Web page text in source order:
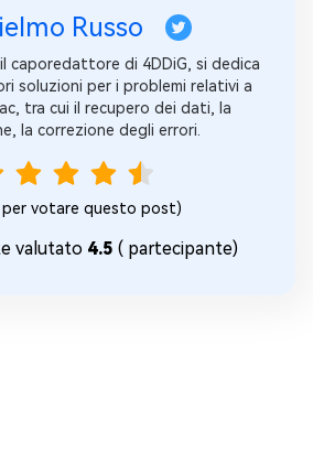
Russo
caporedattore di 4DDiG, si dedica
soluzioni per i problemi relativi a
tra cui il recupero dei dati, la
la correzione degli errori.
per votare questo post)
valutato 4.5 ( partecipante)